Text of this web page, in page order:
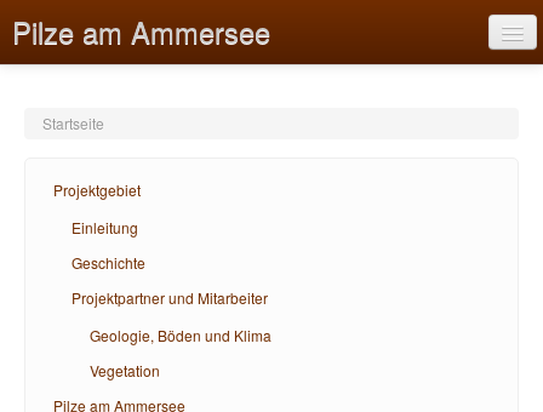
Pilze am Ammersee
Pilze am Ammersee
Was ist ein Pilz?
Bildungsangebote
Startseite
Projektgebiet
Einleitung
Geschichte
Projektpartner und Mitarbeiter
Geologie, Böden und Klima
Vegetation
Pilze am Ammersee